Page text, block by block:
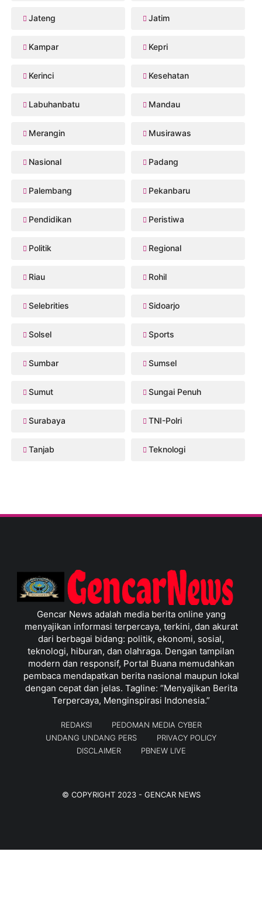
Jateng Jatim
Kampar Kepri
Kerinci Kesehatan
Labuhanbatu Mandau
Merangin Musirawas
Nasional Padang
Palembang Pekanbaru
Pendidikan Peristiwa
Politik Regional
Riau Rohil
Selebrities Sidoarjo
Solsel Sports
Sumbar Sumsel
Sumut Sungai Penuh
Surabaya TNI-Polri
Tanjab Teknologi
Gencar News adalah media berita online yang
menyajikan informasi terpercaya, terkini, dan akurat
dari berbagai bidang: politik, ekonomi, sosial,
teknologi, hiburan, dan olahraga. Dengan tampilan
modern dan responsif, Portal Buana memudahkan
pembaca mendapatkan berita nasional maupun lokal
dengan cepat dan jelas. Tagline: “Menyajikan Berita
Terpercaya, Menginspirasi Indonesia.”
REDAKSI
PEDOMAN MEDIA CYBER
UNDANG UNDANG PERS
PRIVACY POLICY
DISCLAIMER
PBNEW LIVE
© COPYRIGHT 2023 - GENCAR NEWS